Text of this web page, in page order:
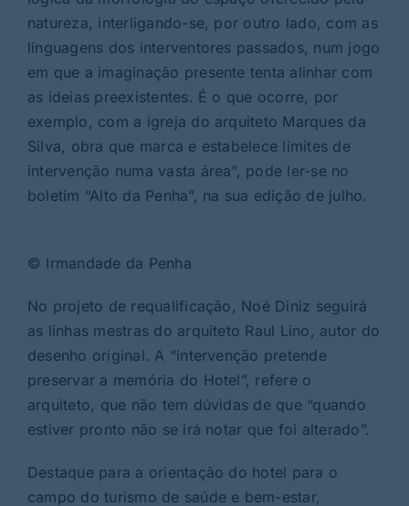
natureza, interligando-se, por outro lado, com as
linguagens dos interventores passados, num jogo
em que a imaginação presente tenta alinhar com
as ideias preexistentes. É o que ocorre, por
exemplo, com a igreja do arquiteto Marques da
Silva, obra que marca e estabelece limites de
intervenção numa vasta área”, pode ler-se no
boletim “Alto da Penha”, na sua edição de julho.
© Irmandade da Penha
No projeto de requalificação, Noé Diniz seguirá
as linhas mestras do arquiteto Raul Lino, autor do
desenho original. A “intervenção pretende
preservar a memória do Hotel”, refere o
arquiteto, que não tem dúvidas de que “quando
estiver pronto não se irá notar que foi alterado”.
Destaque para a orientação do hotel para o
campo do turismo de saúde e bem-estar,